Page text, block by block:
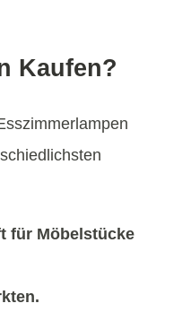
Kaufen?
für Möbelstücke